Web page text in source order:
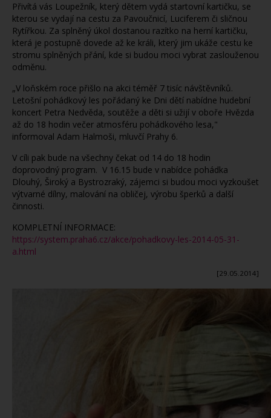
Přivítá vás Loupežník, který dětem vydá startovní kartičku, se
kterou se vydají na cestu za Pavoučnicí, Luciferem či sličnou
Rytířkou. Za splněný úkol dostanou razítko na herní kartičku,
která je postupně dovede až ke králi, který jim ukáže cestu ke
stromu splněných přání, kde si budou moci vybrat zaslouženou
odměnu.
„V loňském roce přišlo na akci téměř 7 tisíc návštěvníků.
Letošní pohádkový les pořádaný ke Dni dětí nabídne hudební
koncert Petra Nedvěda, soutěže a děti si užijí v oboře Hvězda
až do 18 hodin večer atmosféru pohádkového lesa,"
informoval Adam Halmoši, mluvčí Prahy 6.
V cíli pak bude na všechny čekat od 14 do 18 hodin
doprovodný program. V 16.15 bude v nabídce pohádka
Dlouhý, Široký a Bystrozraký, zájemci si budou moci vyzkoušet
výtvarné dílny, malování na obličej, výrobu šperků a další
činnosti.
KOMPLETNÍ INFORMACE:
https://system.praha6.cz/akce/pohadkovy-les-2014-05-31-
a.html
[29.05.2014]